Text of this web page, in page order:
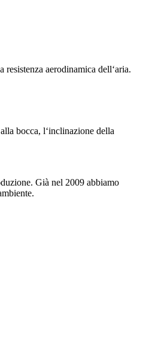
aerodinamica dell‘aria.
bocca, l‘inclinazione della
Già nel 2009 abbiamo